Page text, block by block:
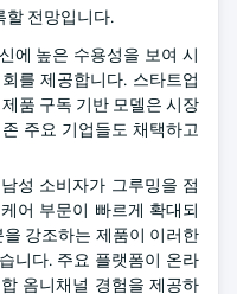
할 전망입니다.
에 높은 수용성을 보여 시
를 제공합니다. 스타트업
품 구독 기반 모델은 시장
주요 기업들도 채택하고
성 소비자가 그루밍을 점
어 부문이 빠르게 확대되
강조하는 제품이 이러한
니다. 주요 플랫폼이 온라
옴니채널 경험을 제공하